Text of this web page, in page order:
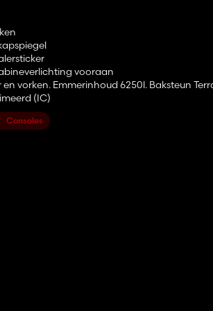
vooraan
vorken. Emmerinhoud 6250l. Baksteun
(IC)
Consoles